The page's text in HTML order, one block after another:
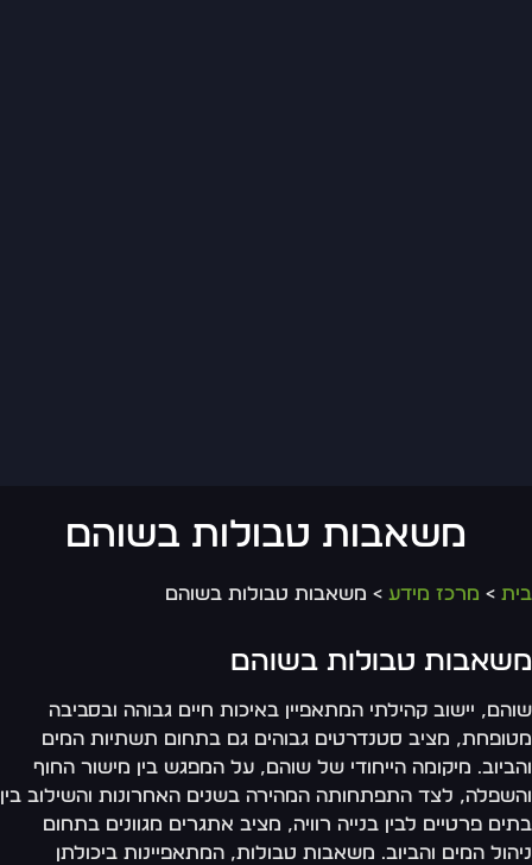
משאבות טבולות בשוהם
> מרכז מידע> משאבות טבולות בשוהם
טבולות בשוהם
יישוב קהילתי המתאפיין באיכות חיים גבוהה ובסביבה
מציב סטנדרטים גבוהים גם בתחום תשתיות המים
מיקומה הייחודי של שוהם, על המפגש בין מישור החוף
לצד התפתחותה המהירה בשנים האחרונות והשילוב בין
פרטיים לבין בנייה רוויה, מציב אתגרים מגוונים בתחום
המים והביוב. משאבות טבולות, המתאפיינות ביכולתן